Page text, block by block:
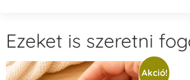
Ezeket is szeretni
Akció!